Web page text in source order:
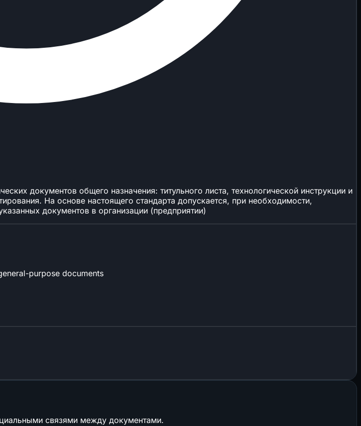
документов общего назначения: титульного листа, технологической инструкции и
На основе настоящего стандарта допускается, при необходимости,
документов в организации (предприятии)
purpose documents
связями между документами.